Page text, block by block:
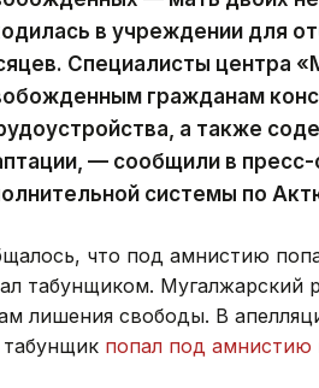
в учреждении для
Специалисты центра
гражданам
а также
— сообщили в
системы по
что под амнистию
табунщиком. Мугалжарский
лишения свободы. В
табунщик попал под амнистию